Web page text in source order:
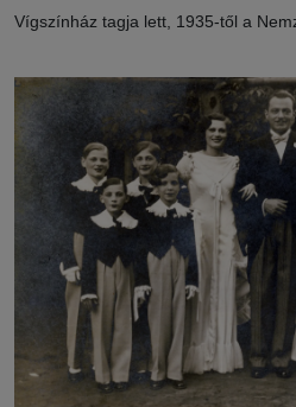
Vígszínház tagja lett, 1935-től a